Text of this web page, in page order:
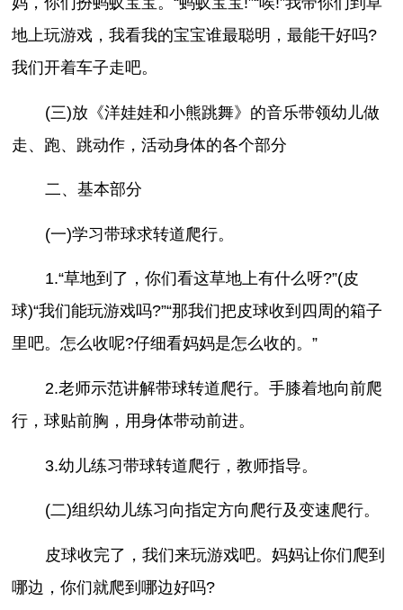
地上玩游戏，我看我的宝宝谁最聪明，最能干好吗?
我们开着车子走吧。
(三)放《洋娃娃和小熊跳舞》的音乐带领幼儿做
走、跑、跳动作，活动身体的各个部分
二、基本部分
(一)学习带球求转道爬行。
1.“草地到了，你们看这草地上有什么呀?”(皮
球)“我们能玩游戏吗?”“那我们把皮球收到四周的箱子
里吧。怎么收呢?仔细看妈妈是怎么收的。”
2.老师示范讲解带球转道爬行。手膝着地向前爬
行，球贴前胸，用身体带动前进。
3.幼儿练习带球转道爬行，教师指导。
(二)组织幼儿练习向指定方向爬行及变速爬行。
皮球收完了，我们来玩游戏吧。妈妈让你们爬到
哪边，你们就爬到哪边好吗?